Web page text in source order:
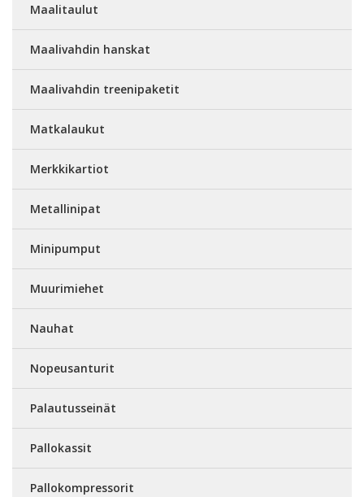
Maalitaulut
Maalivahdin hanskat
Maalivahdin treenipaketit
Matkalaukut
Merkkikartiot
Metallinipat
Minipumput
Muurimiehet
Nauhat
Nopeusanturit
Palautusseinät
Pallokassit
Pallokompressorit